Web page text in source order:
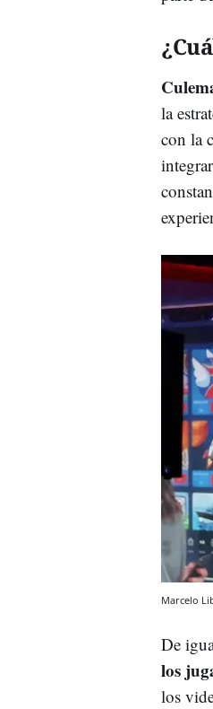
la
con la
Marcelo
De
los
los